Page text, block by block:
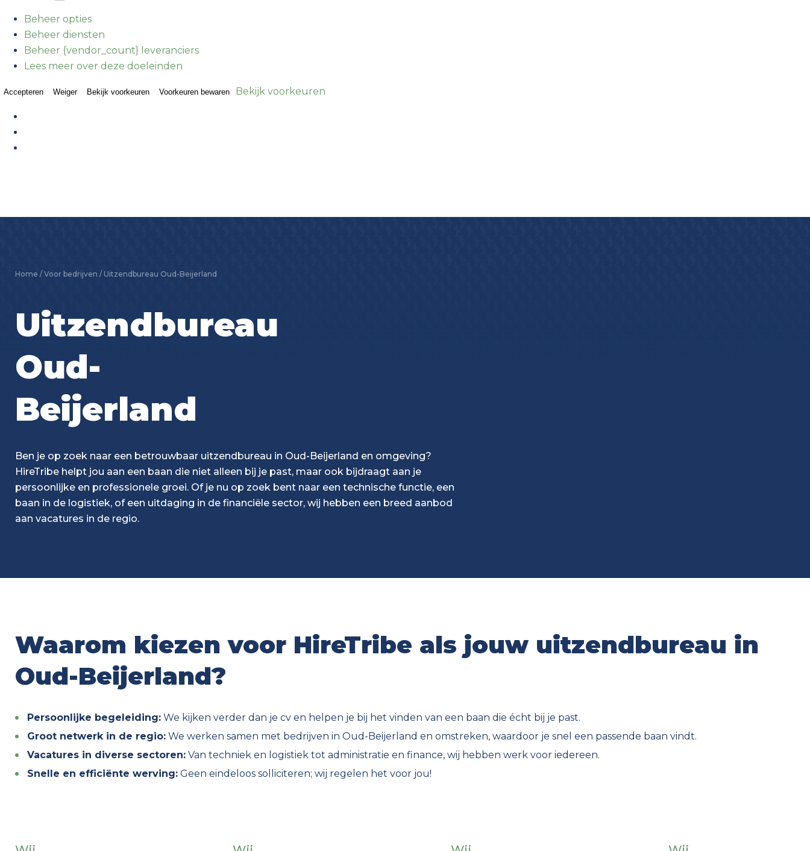
Beheer opties
Beheer diensten
Beheer {vendor_count} leveranciers
Lees meer over deze doeleinden
Accepteren Weiger Bekijk voorkeuren Voorkeuren bewaren Bekijk voorkeuren
Home / Voor bedrijven / Uitzendbureau Oud-Beijerland
Uitzendbureau
Oud-
Beijerland
Ben je op zoek naar een betrouwbaar uitzendbureau in Oud-Beijerland en omgeving?
HireTribe helpt jou aan een baan die niet alleen bij je past, maar ook bijdraagt aan je
persoonlijke en professionele groei. Of je nu op zoek bent naar een technische functie, een
baan in de logistiek, of een uitdaging in de financiële sector, wij hebben een breed aanbod
aan vacatures in de regio.
Waarom kiezen voor HireTribe als jouw uitzendbureau in
Oud-Beijerland?
Persoonlijke begeleiding: We kijken verder dan je cv en helpen je bij het vinden van een baan die écht bij je past.
Groot netwerk in de regio: We werken samen met bedrijven in Oud-Beijerland en omstreken, waardoor je snel een passende baan vindt.
Vacatures in diverse sectoren: Van techniek en logistiek tot administratie en finance, wij hebben werk voor iedereen.
Snelle en efficiënte werving: Geen eindeloos solliciteren; wij regelen het voor jou!